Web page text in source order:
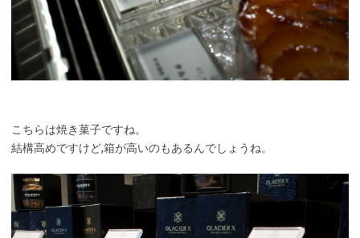
こちらは焼き菓子ですね。
結構高めですけど,箱が高いのもあるんでしょうね。